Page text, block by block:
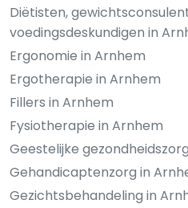
Diëtisten,
voedingsdeskundigen in
Ergonomie in Arnhem
Ergotherapie in Arnhem
Fillers in Arnhem
Fysiotherapie in Arnhem
Geestelijke
Gehandicaptenzorg in
Gezichtsbehandeling in